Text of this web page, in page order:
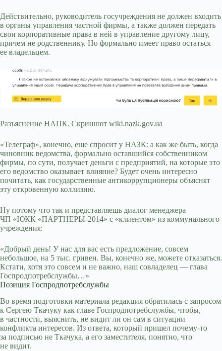
Действительно, руководитель госучреждения не должен входить
в органы управления частной фирмы, а также должен передать
свои корпоративные права в ней в управление другому лицу,
причем не родственнику. Но формально имеет право остаться
ее владельцем.
Разъяснение НАПК. Скриншот wiki.nazk.gov.ua
«Телеграф», конечно, еще спросит у НАЗК: а как же быть, когда
чиновник ведомства, формально оставшийся собственником
фирмы, по сути, получает деньги с предприятий, на которые это
его ведомство оказывает влияние? Будет очень интересно
почитать, как государственные антикоррупционеры объяснят
эту откровенную коллизию.
Ну потому что так и представляешь диалог менеджера
ЧП «ЮКК «ПАРТНЕРЫ-2014» с «клиентом» из коммунального
учреждения:
«Добрый день! У нас для вас есть предложение, совсем
небольшое, на 5 тыс. гривен. Вы, конечно же, можете отказаться.
Кстати, хотя это совсем и не важно, наш совладелец — глава
Госпродпотребслужбы…»
Позиция Госпродпотребслужбы
Во время подготовки материала редакция обратилась с запросом
к Сергею Ткачуку как главе Госпродпотребслужбы, чтобы,
в частности, выяснить, не видит ли он сам в ситуации
конфликта интересов. Из ответа, который пришел почему-то
за подписью не Ткачука, а его заместителя, понятно, что
не видит.